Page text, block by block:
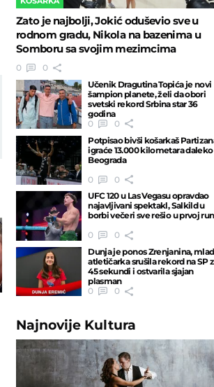
Zato je najbolji, Jokić oduševio sve u
rodnom gradu, Nikola na bazenima u
Somboru sa svojim mezimcima
0
0
Učenik Dragutina Topića je novi
šampion planete, želi da obori
svetski rekord Srbina star 36
godina
0
0
Potpisao bivši košarkaš
igraće 13.000 kilometara
Beograda
0
0
UFC 120 u Las Vegasu opravdao
najavljivani spektakl, Salkild u
borbi večeri sve rešio u prvoj
0
0
Dunja je ponos Zrenjanina,
atletičarka srušila rekord na SP
45 sekundi i ostvarila sjajan
plasman
0
0
Najnovije Kultura